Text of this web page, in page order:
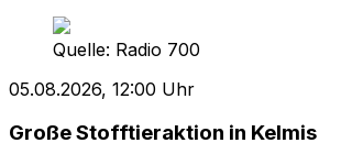
Quelle: Radio 700
05.08.2026, 12:00 Uhr
Große Stofftieraktion in Kelmis